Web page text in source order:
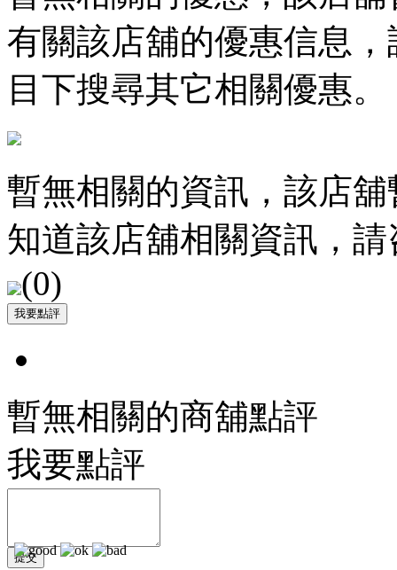
有關該店舖的優惠信息
目下搜尋其它相關優惠。
暫無相關的資訊，該店
知道該店舖相關資訊，
(0)
暫無相關的商舖點評
我要點評